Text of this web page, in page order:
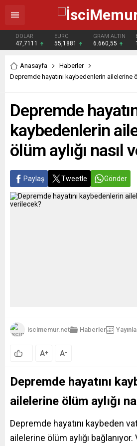
DOLAR
47,7111
EURO
55,1881
GRAM ALTIN
6.660,55
Anasayfa
Haberler
Depremde hayatını kaybedenlerin ailelerine
Depremde
kaybedenlerin
ölüm aylığı nasıl
Paylaş Tweetle Gönder
iscimemur.net Haberler
A+ A-
Depremde hayatını
ailelerine ölüm aylığı
Depremde hayatını kaybeden
ailelerine ölüm aylığı